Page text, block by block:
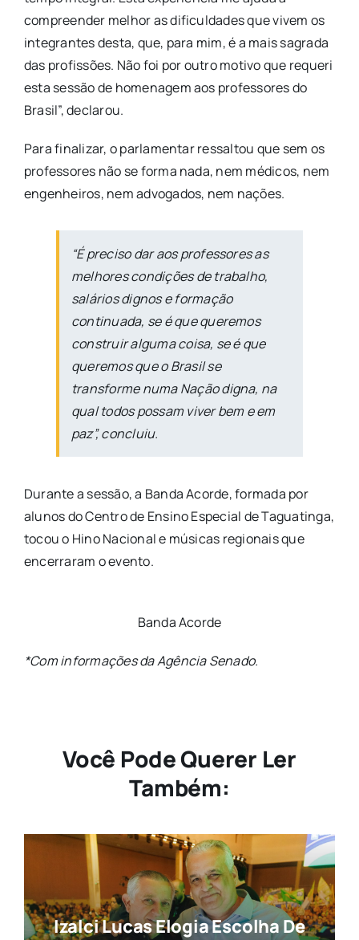
compreender melhor as dificuldades que vivem os
integrantes desta, que, para mim, é a mais sagrada
das profissões. Não foi por outro motivo que requeri
esta sessão de homenagem aos professores do
Brasil”, declarou.
Para finalizar, o parlamentar ressaltou que sem os
professores não se forma nada, nem médicos, nem
engenheiros, nem advogados, nem nações.
“É preciso dar aos professores as
melhores condições de trabalho,
salários dignos e formação
continuada, se é que queremos
construir alguma coisa, se é que
queremos que o Brasil se
transforme numa Nação digna, na
qual todos possam viver bem e em
paz”, concluiu.
Durante a sessão, a Banda Acorde, formada por
alunos do Centro de Ensino Especial de Taguatinga,
tocou o Hino Nacional e músicas regionais que
encerraram o evento.
Banda Acorde
*Com informações da Agência Senado.
Você Pode Querer Ler
Também:
Izalci Lucas Elogia Escolha De